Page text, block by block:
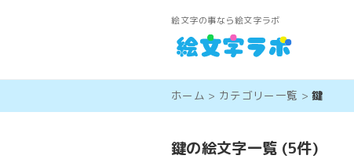
絵文字の事なら絵文字ラボ
ホーム > カテゴリー一覧 >鍵
鍵の絵文字一覧 (5件)